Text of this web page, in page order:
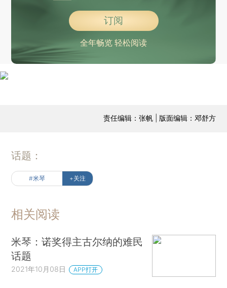
订阅
全年畅览 轻松阅读
责任编辑：张帆 | 版面编辑：邓舒方
话题：
#米琴 +关注
相关阅读
米琴：诺奖得主古尔纳的难民
话题
2021年10月08日 APP打开